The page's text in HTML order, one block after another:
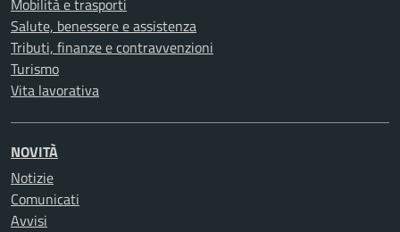
Mobilità e trasporti
Salute, benessere e assistenza
Tributi, finanze e contravvenzioni
Turismo
Vita lavorativa
NOVITÀ
Notizie
Comunicati
Avvisi